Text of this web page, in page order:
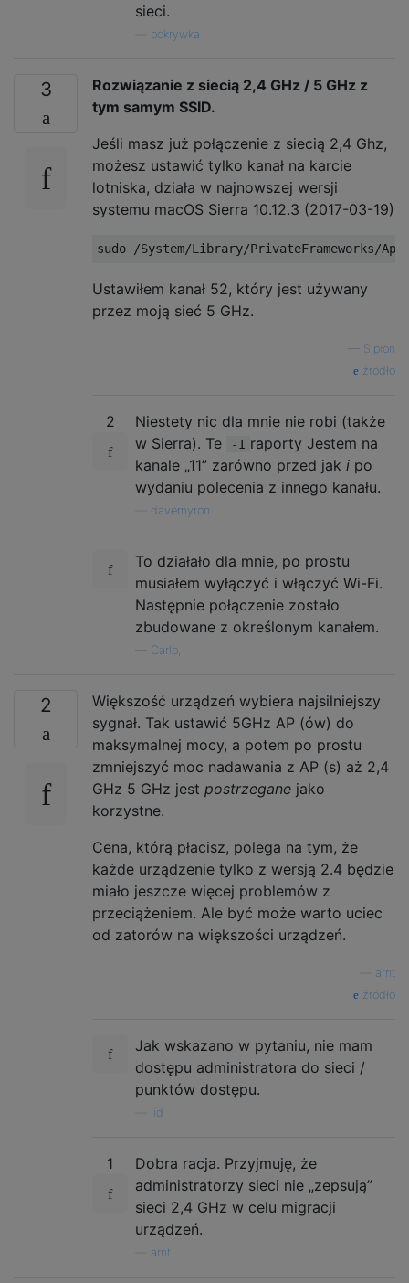
sieci.
pokrywka
3
Rozwiązanie z siecią 2,4 GHz / 5 GHz z
tym samym SSID.
Jeśli masz już połączenie z siecią 2,4 Ghz,
możesz ustawić tylko kanał na karcie
lotniska, działa w najnowszej wersji
systemu macOS Sierra 10.12.3 (2017-03-19)
Ustawiłem kanał 52, który jest używany
przez moją sieć 5 GHz.
Sipion
źródło
2
Niestety nic dla mnie nie robi (także
w Sierra). Te
-I raporty Jestem na
kanale „11” zarówno przed jak i po
wydaniu polecenia z innego kanału.
davemyron
To działało dla mnie, po prostu
musiałem wyłączyć i włączyć Wi-Fi.
Następnie połączenie zostało
zbudowane z określonym kanałem.
Carlo,
2
Większość urządzeń wybiera najsilniejszy
sygnał. Tak ustawić 5GHz AP (ów) do
maksymalnej mocy, a potem po prostu
zmniejszyć moc nadawania z AP (s) aż 2,4
GHz 5 GHz jest postrzegane jako
korzystne.
Cena, którą płacisz, polega na tym, że
każde urządzenie tylko z wersją 2.4 będzie
miało jeszcze więcej problemów z
przeciążeniem. Ale być może warto uciec
od zatorów na większości urządzeń.
arnt
źródło
Jak wskazano w pytaniu, nie mam
dostępu administratora do sieci /
punktów dostępu.
lid
1
Dobra racja. Przyjmuję, że
administratorzy sieci nie „zepsują”
sieci 2,4 GHz w celu migracji
urządzeń.
arnt